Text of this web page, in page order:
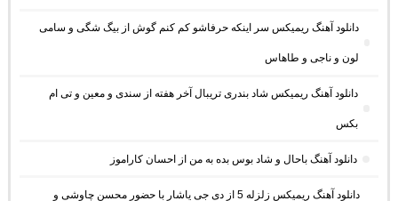
دانلود آهنگ ریمیکس سر اینکه حرفاشو کم کنم گوش از بیگ شگی و سامی
لون و ناجی و طاهاس
دانلود آهنگ ریمیکس شاد بندری تریبال آخر هفته از سندی و معین و تی ام
بکس
دانلود آهنگ باحال و شاد بوس بده به من از احسان کاراموز
دانلود آهنگ ریمیکس زلزله 5 از دی جی یاشار با حضور محسن چاوشی و